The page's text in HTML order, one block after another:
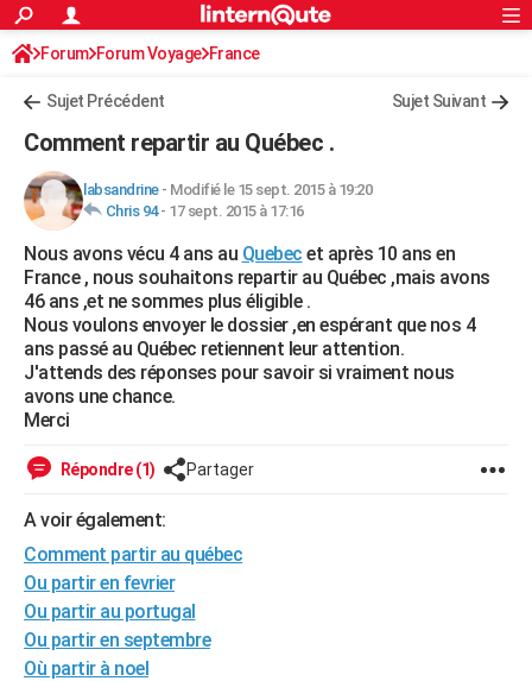
ACTUALITÉS
Politique
Société
Faits Divers
Education
Monde
Villes
+
FINANCE
Retraite
Impôts
Epargne
Immobilier
Risques naturels par ville
Banque
Assurance
Crédit
AUTO
Essais
Réserver un essai
Citadines
Berlines
SUV
Forum auto
+HIGH-TECH
Mobiles
Meilleur smartphone
Internet
Ordinateurs
Jeux vidéo
Guide high-tech
BRICOLAGE
Forum
Aménagement intérieur
Extérieur
Cuisine
Salle de bains
Jardinage
Rangement
WEEK-END
Guides de France
Escapades
Patrimoine
Expositions
Musées
Week-end nature
+LIFESTYLE
Art de vivre
Bien-être
Loisirs
Mode
Modes de vie
SANTE
VOYAGE
Destinations
City break
Voyage nature
Voyage de noces
Forum
Climat
+PHOTO
GUIDES D'ACHAT
BONS PLANS
S'inscrire
Connexion
Forum Forum Voyage France
Sujet Précédent Sujet Suivant
Comment repartir au Québec .
labsandrine- Modifié le 15 sept. 2015 à 19:20
Chris 94- 17 sept. 2015 à 17:16
Nous avons vécu 4 ans au Quebec et après 10 ans en
France , nous souhaitons repartir au Québec ,mais avons
46 ans ,et ne sommes plus éligible .
Nous voulons envoyer le dossier ,en espérant que nos 4
ans passé au Québec retiennent leur attention.
J'attends des réponses pour savoir si vraiment nous
avons une chance.
Merci
Répondre (1) Partager
A voir également:
Comment partir au québec
Ou partir en fevrier
Ou partir au portugal
Ou partir en septembre
Où partir à noel